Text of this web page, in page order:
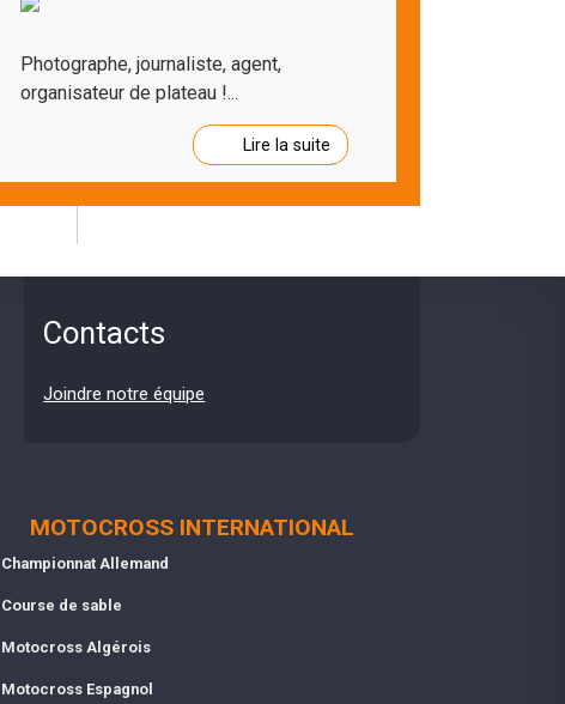
Photographe, journaliste, agent,
organisateur de plateau !...
Lire la suite
Contacts
Joindre notre équipe
MOTOCROSS INTERNATIONAL
Championnat Allemand
Course de sable
Motocross Algérois
Motocross Espagnol